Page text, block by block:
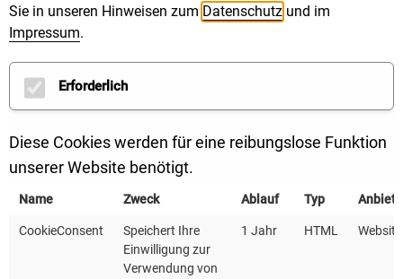
Multimodalität
o Integrierte Mobilitätskonzepte beim
Wohnungsbau, Bauen und Umbau im Bestand und
in der Quartiersentwicklung
o Mobilstationen
Mobilitäts- und Infrastrukturplanung
o Aktionsplan für Mobilität, Klima- und Lärmschutz
o Emissionsarmer Stadtteil, inkl. Dialogprozesse
Sie in unseren Hinweisen zum Datenschutz und im
Impressum.
Erforderlich
Diese Cookies werden für eine reibungslose Funktion
unserer Website benötigt.
Name Zweck Ablauf Typ
CookieConsent
Speichert Ihre
Einwilligung zur
Verwendung von
1 Jahr HTML Website